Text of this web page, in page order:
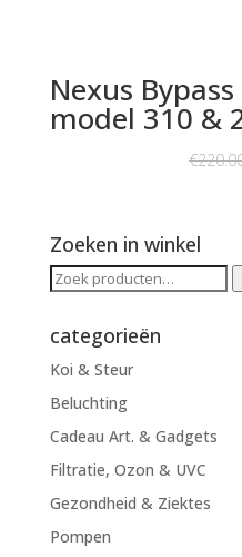
Nexus
model 310 &
€
Zoeken in winkel
Zoeken
categorieën
Koi & Steur
Beluchting
Cadeau Art. & Gadgets
Filtratie, Ozon & UVC
Gezondheid & Ziektes
Pompen